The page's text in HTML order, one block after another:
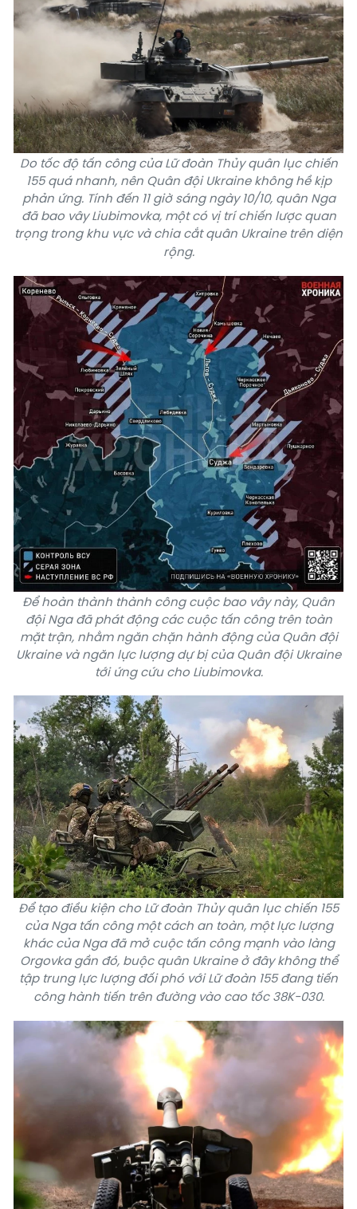
Do tốc độ tấn công của Lữ đoàn Thủy quân lục chiến
155 quá nhanh, nên Quân đội Ukraine không hề kịp
phản ứng. Tính đến 11 giờ sáng ngày 10/10, quân Nga
đã bao vây Liubimovka, một có vị trí chiến lược quan
trọng trong khu vực và chia cắt quân Ukraine trên diện
rộng.
Để hoàn thành thành công cuộc bao vây này, Quân
đội Nga đã phát động các cuộc tấn công trên toàn
mặt trận, nhằm ngăn chặn hành động của Quân đội
Ukraine và ngăn lực lượng dự bị của Quân đội Ukraine
tới ứng cứu cho Liubimovka.
Để tạo điều kiện cho Lữ đoàn Thủy quân lục chiến 155
của Nga tấn công một cách an toàn, một lực lượng
khác của Nga đã mở cuộc tấn công mạnh vào làng
Orgovka gần đó, buộc quân Ukraine ở đây không thể
tập trung lực lượng đối phó với Lữ đoàn 155 đang tiến
công hành tiến trên đường vào cao tốc 38K-030.